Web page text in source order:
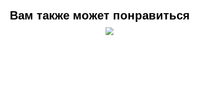
Вам также может понравиться